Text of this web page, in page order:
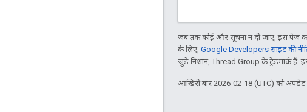
जब तक कोई और सूचना न दी जाए, इस पेज
के लिए, Google Developers साइट की
जुड़े निशान, Thread Group के ट्रेडमार्क हैं.
आखिरी बार 2026-02-18 (UTC) को अपडेट